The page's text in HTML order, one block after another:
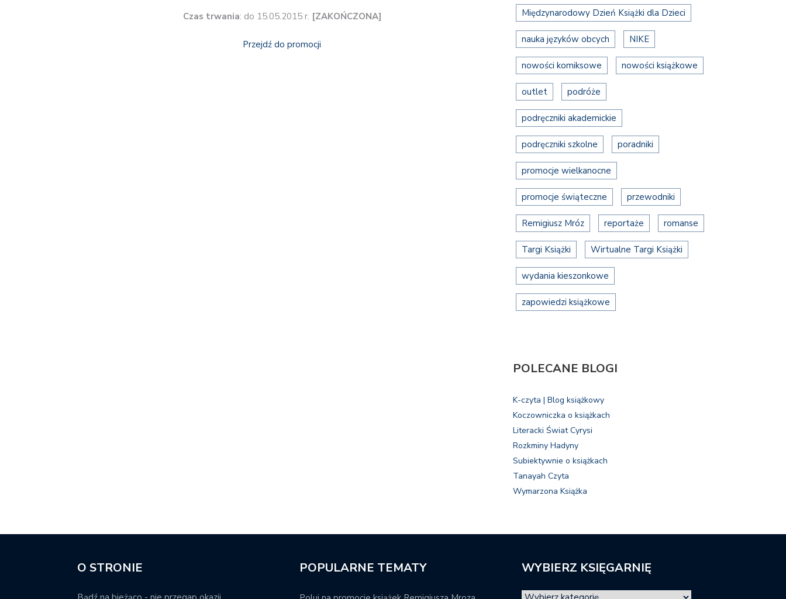
Czas trwania: do 15.05.2015 r. [ZAKOŃCZONA]
Przejdź do promocji
Międzynarodowy Dzień Książki dla Dzieci
nauka języków obcych NIKE
nowości komiksowe nowości książkowe
outlet podróże
podręczniki akademickie
podręczniki szkolne poradniki
promocje wielkanocne
promocje świąteczne przewodniki
Remigiusz Mróz reportaże romanse
Targi Książki Wirtualne Targi Książki
wydania kieszonkowe
zapowiedzi książkowe
POLECANE BLOGI
K-czyta | Blog książkowy
Koczowniczka o książkach
Literacki Świat Cyrysi
Rozkminy Hadyny
Subiektywnie o książkach
Tanayah Czyta
Wymarzona Książka
O STRONIE POPULARNE TEMATY WYBIERZ KSIĘGARNIĘ